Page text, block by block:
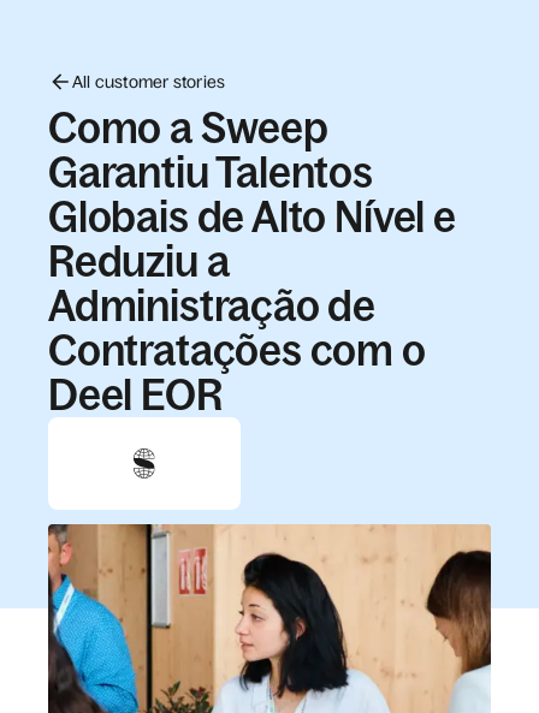
All customer stories
Como a Sweep
Garantiu Talentos
Globais de Alto Nível e
Reduziu a
Administração de
Contratações com o
Deel EOR